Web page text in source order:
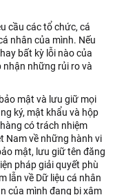
cầu các tổ chức, cá
nhân của mình. Nếu
bất kỳ lỗi nào của
nhận những rủi ro và
mật và lưu giữ mọi
ký, mật khẩu và hộp
có trách nhiệm
Nam về những hành vi
mật, lưu giữ tên đăng
pháp giải quyết phù
lẫn về Dữ liệu cá nhân
của mình đang bị xâm